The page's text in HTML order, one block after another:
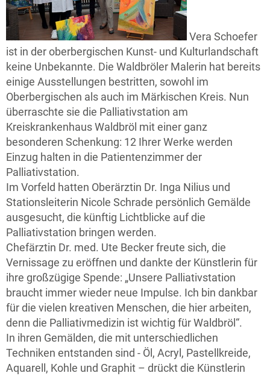
Vera Schoefer
ist in der oberbergischen Kunst- und Kulturlandschaft
keine Unbekannte. Die Waldbröler Malerin hat bereits
einige Ausstellungen bestritten, sowohl im
Oberbergischen als auch im Märkischen Kreis. Nun
überraschte sie die Palliativstation am
Kreiskrankenhaus Waldbröl mit einer ganz
besonderen Schenkung: 12 Ihrer Werke werden
Einzug halten in die Patientenzimmer der
Palliativstation.
Im Vorfeld hatten Oberärztin Dr. Inga Nilius und
Stationsleiterin Nicole Schrade persönlich Gemälde
ausgesucht, die künftig Lichtblicke auf die
Palliativstation bringen werden.
Chefärztin Dr. med. Ute Becker freute sich, die
Vernissage zu eröffnen und dankte der Künstlerin für
ihre großzügige Spende: „Unsere Palliativstation
braucht immer wieder neue Impulse. Ich bin dankbar
für die vielen kreativen Menschen, die hier arbeiten,
denn die Palliativmedizin ist wichtig für Waldbröl“.
In ihren Gemälden, die mit unterschiedlichen
Techniken entstanden sind - Öl, Acryl, Pastellkreide,
Aquarell, Kohle und Graphit – drückt die Künstlerin